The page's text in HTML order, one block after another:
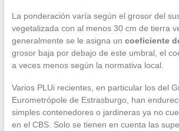
La ponderación varía según el grosor del
vegetalizada con al menos 30 cm de tierra
generalmente se le asigna un coeficiente
grosor baja por debajo de este umbral, el
a veces menos según la normativa local.
Varios PLUi recientes, en particular los del
Eurometrópole de Estrasburgo, han
simples contenedores o jardineras ya no
en el CBS. Solo se tienen en cuenta las